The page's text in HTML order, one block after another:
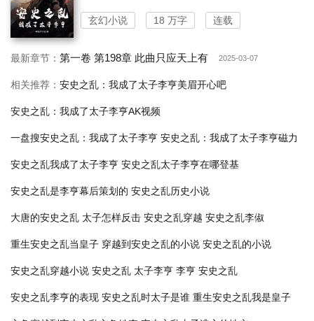
玄幻小说 18 万字 连载
最新章节： 第一卷 第198章 此曲只应天上有 2025-03-07
相关推荐： 安史之乱：我成了太子李亨美眉开心吧
安史之乱：我成了太子李亨AK视频
一盘搜安史之乱：我成了太子李亨 安史之乱：我成了太子李亨磁力
安史之乱我成了太子李亨 安史之乱太子李亨在哪登基
安史之乱是李亨幕后策划的 安史之乱历史小说
大唐的安史之乱 太子怎样反击 安史之乱穿越 安史之乱李俶
重生安史之乱当皇子 穿越到安史之乱的小说 安史之乱的小说
安史之乱穿越小说 安史之乱 太子李亨 李亨 安史之乱
安史之乱李亨的表现 安史之乱时太子是谁 重生安史之乱我是皇子